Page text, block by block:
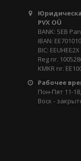
PVX OÜ
BANK: SEB
IBAN:
BIC: EEUHEE2X
Reg nr.
KMKR nr.
Рабочее
Пон-Пят 11-
Воск -